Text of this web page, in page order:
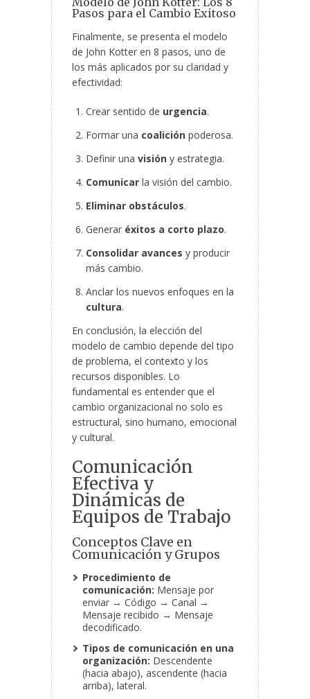
Pasos para el Cambio Exitoso
Finalmente, se presenta el modelo
de John Kotter en 8 pasos, uno de
los más aplicados por su claridad y
efectividad:
Crear sentido de urgencia.
Formar una coalición poderosa.
Definir una visión y estrategia.
Comunicar la visión del cambio.
Eliminar obstáculos.
Generar éxitos a corto plazo.
Consolidar avances y producir
más cambio.
Anclar los nuevos enfoques en la
cultura.
En conclusión, la elección del
modelo de cambio depende del tipo
de problema, el contexto y los
recursos disponibles. Lo
fundamental es entender que el
cambio organizacional no solo es
estructural, sino humano, emocional
y cultural.
Comunicación
Efectiva y
Dinámicas de
Equipos de Trabajo
Conceptos Clave en
Comunicación y Grupos
Procedimiento de
comunicación: Mensaje por
enviar → Código → Canal →
Mensaje recibido → Mensaje
decodificado.
Tipos de comunicación en una
organización: Descendente
(hacia abajo), ascendente (hacia
arriba), lateral.